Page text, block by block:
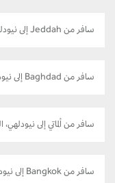
سافر من Jeddah إلى نيودلهي، الهند
سافر من Baghdad إلى نيودلهي، الهند
سافر من ألماتي إلى نيودلهي،
سافر من Bangkok إلى نيودلهي، الهند